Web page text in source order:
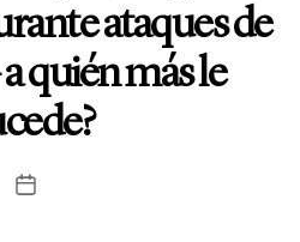
ataques de
quién más le